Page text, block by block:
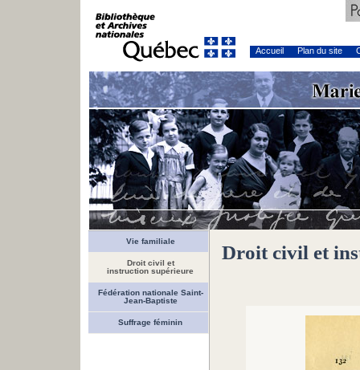
Accueil Plan du site
Vie familiale
Droit civil et
instruction supérieure
Fédération nationale Saint-
Jean-Baptiste
Suffrage féminin
Droit civil et